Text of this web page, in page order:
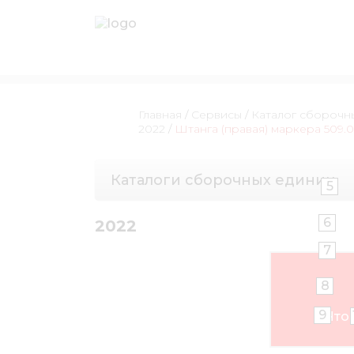
Главная / Сервисы / Каталог
2022 / Штанга (правая) маркера
Каталоги сборочных единиц
2022
5
6
7
8
9